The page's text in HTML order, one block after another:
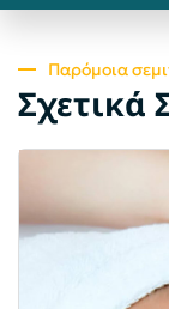
Παρόμοια
Σχετικά